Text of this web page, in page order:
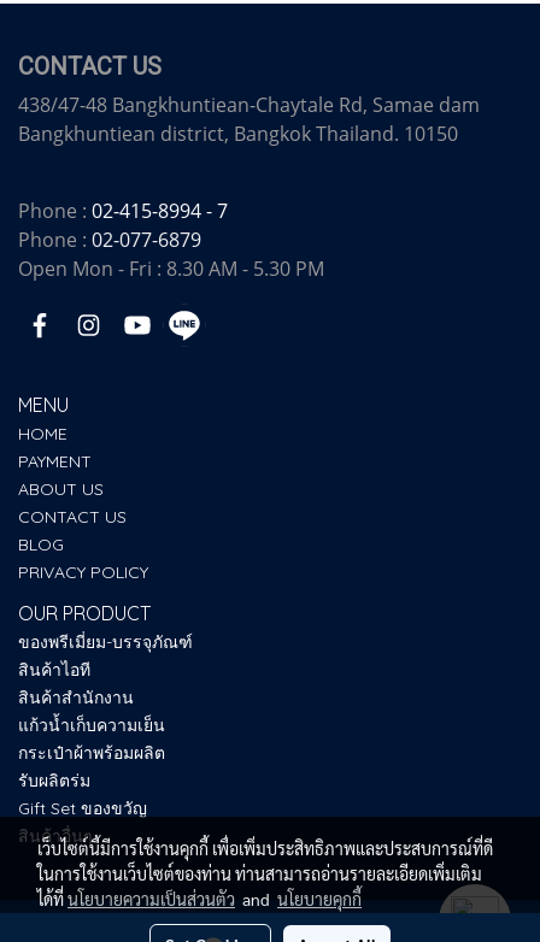
CONTACT US
438/47-48 Bangkhuntiean-Chaytale Rd, Samae dam
Bangkhuntiean district, Bangkok Thailand. 10150
Phone : 02-415-8994 - 7
Phone : 02-077-6879
Open Mon - Fri : 8.30 AM - 5.30 PM
MENU
HOME
PAYMENT
ABOUT US
CONTACT US
BLOG
PRIVACY POLICY
OUR PRODUCT
ของพรีเมี่ยม-บรรจุภัณฑ์
สินค้าไอที
สินค้าสำนักงาน
แก้วน้ำเก็บความเย็น
กระเป๋าผ้าพร้อมผลิต
รับผลิตร่ม
Gift Set ของขวัญ
สินค้าอื่นๆ
Copy right by SUM UP PREMIUM 2025
เว็บไซต์นี้มีการใช้งานคุกกี้ เพื่อเพิ่มประสิทธิภาพและประสบการณ์ที่ดี
ในการใช้งานเว็บไซต์ของท่าน ท่านสามารถอ่านรายละเอียดเพิ่มเติม
ได้ที่นโยบายความเป็นส่วนตัว and นโยบายคุกกี้